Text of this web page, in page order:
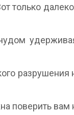
только
разрушения
поверить вам